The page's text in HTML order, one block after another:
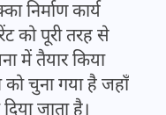
निर्माण कार्य
को पूरी तरह से
में तैयार किया
को चुना गया है जहाँ